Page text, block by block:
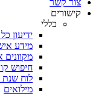
צור קשר
קישורים
כללי
ידיעון
מידע
מקוונים
חיפוש
לוח שנת
מילואים